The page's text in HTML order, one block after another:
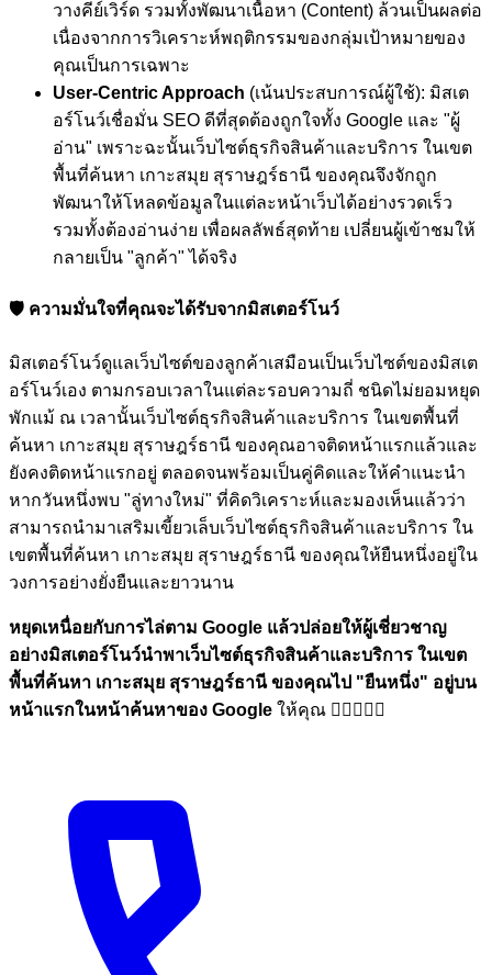
วางคีย์เวิร์ด รวมทั้งพัฒนาเนื้อหา (Content) ล้วนเป็นผลต่อ
เนื่องจากการวิเคราะห์พฤติกรรมของกลุ่มเป้าหมายของ
คุณเป็นการเฉพาะ
User-Centric Approach (เน้นประสบการณ์ผู้ใช้): มิสเต
อร์โนว์เชื่อมั่น SEO ดีที่สุดต้องถูกใจทั้ง Google และ "ผู้
อ่าน" เพราะฉะนั้นเว็บไซต์ธุรกิจสินค้าและบริการ ในเขต
พื้นที่ค้นหา เกาะสมุย สุราษฎร์ธานี ของคุณจึงจักถูก
พัฒนาให้โหลดข้อมูลในแต่ละหน้าเว็บได้อย่างรวดเร็ว
รวมทั้งต้องอ่านง่าย เพื่อผลลัพธ์สุดท้าย เปลี่ยนผู้เข้าชมให้
กลายเป็น "ลูกค้า" ได้จริง
🛡️ ความมั่นใจที่คุณจะได้รับจากมิสเตอร์โนว์
มิสเตอร์โนว์ดูแลเว็บไซต์ของลูกค้าเสมือนเป็นเว็บไซต์ของมิสเต
อร์โนว์เอง ตามกรอบเวลาในแต่ละรอบความถี่ ชนิดไม่ยอมหยุด
พักแม้ ณ เวลานั้นเว็บไซต์ธุรกิจสินค้าและบริการ ในเขตพื้นที่
ค้นหา เกาะสมุย สุราษฎร์ธานี ของคุณอาจติดหน้าแรกแล้วและ
ยังคงติดหน้าแรกอยู่ ตลอดจนพร้อมเป็นคู่คิดและให้คำแนะนำ
หากวันหนึ่งพบ "ลู่ทางใหม่" ที่คิดวิเคราะห์และมองเห็นแล้วว่า
สามารถนำมาเสริมเขี้ยวเล็บเว็บไซต์ธุรกิจสินค้าและบริการ ใน
เขตพื้นที่ค้นหา เกาะสมุย สุราษฎร์ธานี ของคุณให้ยืนหนึ่งอยู่ใน
วงการอย่างยั่งยืนและยาวนาน
หยุดเหนื่อยกับการไล่ตาม Google แล้วปล่อยให้ผู้เชี่ยวชาญ
อย่างมิสเตอร์โนว์นำพาเว็บไซต์ธุรกิจสินค้าและบริการ ในเขต
พื้นที่ค้นหา เกาะสมุย สุราษฎร์ธานี ของคุณไป "ยืนหนึ่ง" อยู่บน
หน้าแรกในหน้าค้นหาของ Google ให้คุณ 🏋🏼💪🏼🎉